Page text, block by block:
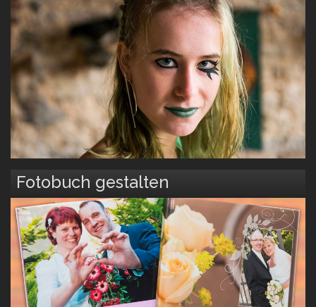
Fotobuch gestalten